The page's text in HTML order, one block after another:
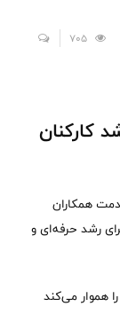
کارکنان
همکاران
رشد حرفه‌ای و